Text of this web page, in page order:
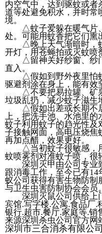
内空气中，达到驱蚊或者
道等处避免积水，并时常
境。
△蚊子爱躲在暖气片、
处。可能用蚊香把它们熏
△晚上天气渐暗时，蚊
开灯，用苍蝇拍或灭蚊喷
△留神关好纱窗、纱门
直入。
△假如到野外夜里怕蚊
驱避剂涂在身上，能有效
△不要把易拉罐、矿泉
垃圾乱扔，减少蚊子滋生
△假如出差或长期不居
上，把洗手池、水池里
蚊子利用蚊子的趋光性及
子接触网面，高电压烧焦
再加点醋，效果更好。
△当初蚊子很敏感，用
蚊喷雾剂对准蚊子喷，很
深圳灭甲由公司专业
跟消毒工作，至今已有
蚁公司获得有害生物防制
与卫生虫害防制协会会员。
深圳灭鼠公司供给上
宾馆.写字楼.公寓.食品厂.
银行.超市.餐厅.家庭等.销
来源深圳杀虫公司官方网
深圳市三合消杀有限公司